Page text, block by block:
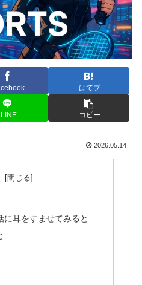
はてブ
LINE コピー
2026.05.14
に耳をすませてみると…